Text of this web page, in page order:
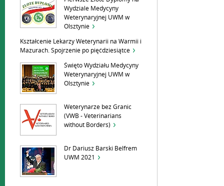
Wydziale Medycyny
Weterynaryjnej UWM w
Olsztynie
Kształcenie Lekarzy Weterynarii na Warmii i
Mazurach. Spojrzenie po pięćdziesiątce
Święto Wydziału Medycyny
Weterynaryjnej UWM w
Olsztynie
Weterynarze bez Granic
(VWB - Veterinarians
without Borders)
Dr Dariusz Barski Belfrem
UWM 2021